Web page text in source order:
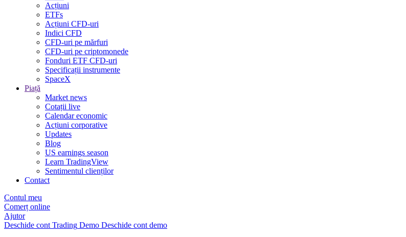
Acțiuni
ETFs
Acțiuni CFD-uri
Indici CFD
CFD-uri pe mărfuri
CFD-uri pe criptomonede
Fonduri ETF CFD-uri
Specificații instrumente
SpaceX
Piață
Market news
Cotații live
Calendar economic
Acțiuni corporative
Updates
Blog
US earnings season
Learn TradingView
Sentimentul clienților
Contact
Contul meu
Comerț online
Ajutor
Deschide cont Trading Demo Deschide cont demo